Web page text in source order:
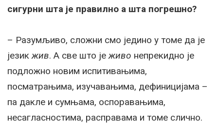
сигурни шта је правилно а шта погрешно?
– Разумљиво, сложни смо једино у томе да је
језикжив. А све што јеживо непрекидно је
подложно новим испитивањима,
посматрањима, изучавањима, дефиницијама –
па дакле и сумњама, оспоравањима,
несагласностима, расправама и томе слично.